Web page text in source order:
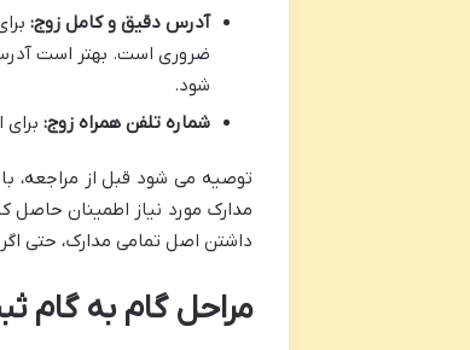
آدرس دقیق و کامل زوج:
ضروری است. بهتر است
شود.
شماره تلفن همراه زوج:
توصیه می شود قبل از مراجعه،
مدارک مورد نیاز اطمینان حاصل
داشتن اصل تمامی مدارک، حتی
مراحل گام به گام